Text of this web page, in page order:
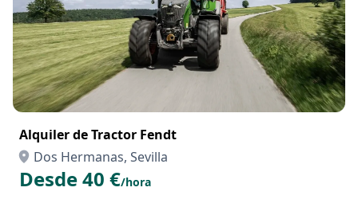
Alquiler de Tractor Fendt
Dos Hermanas, Sevilla
Desde 40 €/hora